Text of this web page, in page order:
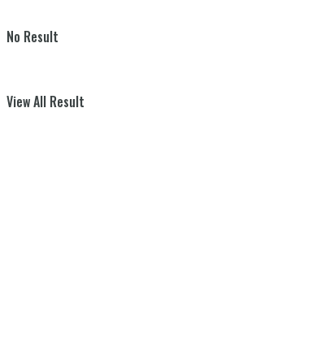
No Result
View All Result